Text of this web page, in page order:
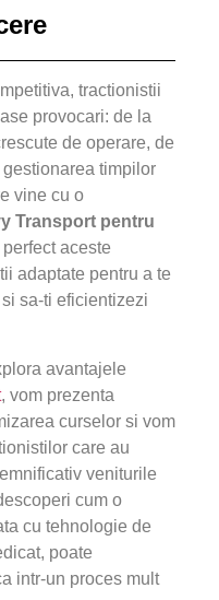
tractionistii
provocari: de la
de operare, de
timpilor
vine cu o
Transport pentru
aceste
adaptate pentru a te
sa-ti eficientizezi
avantajele
, vom prezenta
curselor si vom
care au
veniturile
cum o
cu tehnologie de
poate
intr-un proces mult